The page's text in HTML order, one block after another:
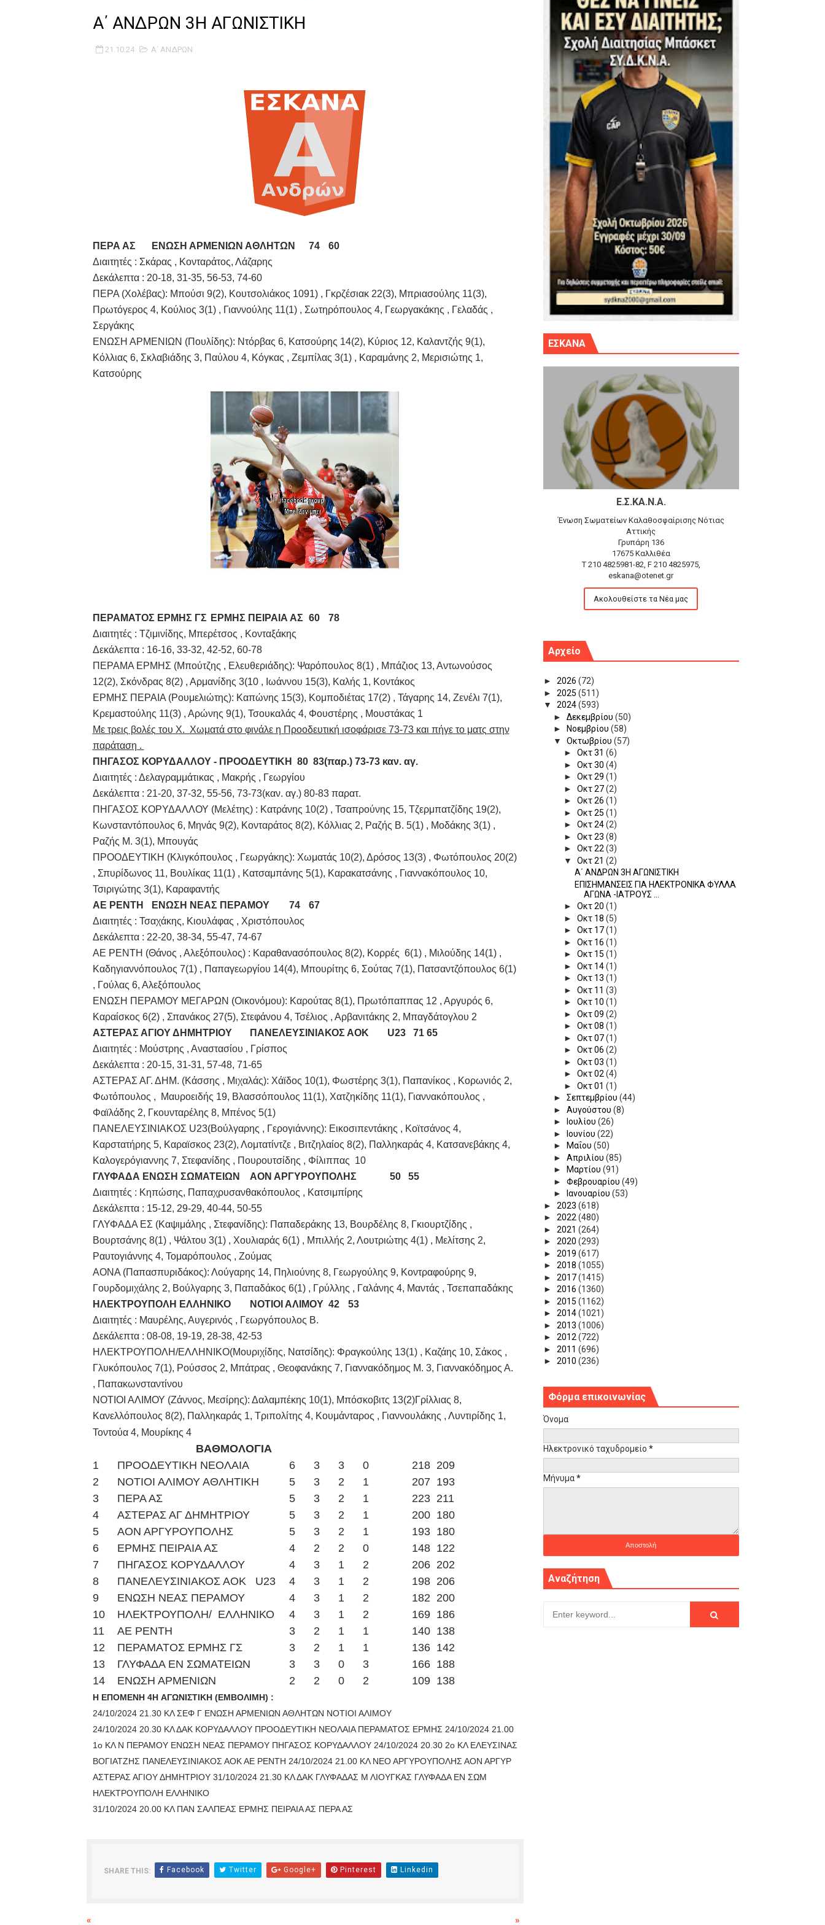
B ΕΦΗΒΩΝ F4 : Χάλκινο το Πέρα 71-56 την Δραπετσώνα στον μικρό τελικό
Live streaming ΜΠΑΡΑΖ ΑΝΟΔΟΥ ΣΤΗΝ NL 2 : ΑΥΡΙΟ ΚΥΡΙΑΚΗ 21.06.26 ΣΤΟ ΕΑΚ ΒΟΛΟΥ ΜΑΝΔΡΑΪΚΟΣ -ΕΘΝΙΚΟΣ ΛΑΓΥΝΩΝ
Β΄ ΕΦΗΒΩΝ F4 : Εντυπωσιακός ο Ρέντης στον τελικό 104-77 την Δραπετσώνα επανήλθε στην Α΄ εφήβων - Στον τελικό με Ερμή Αργ. νίκησε 72-54 το Πέρα
FINAL 4 B EΦΗΒΩΝ : ΗΜΙΤΕΛΙΚΟΙ ΣΗΜΕΡΑ ΑΕ ΡΕΝΤΗ ΔΡΑΠΕΤΣΩΝΑ ΔΑΣ (19.30) & ΕΡΜΗΣ ΑΡΓΥΡΟΥΠ. -ΠΕΡΑ (21.30)
Γ ΑΝΔΡΩΝ play off: Ανέβηκε ο Προφήτης Ηλίας 77-73 μέσα στο Πέραμα την Φιλία
Ολοκληρώνεται η μετακόμιση των γραφείων της ΕΣΚΑΝΑ στον Δήμο Νίκαιας/Ρέντη
ΤΕΛΙΚΟΣ U21 : Λύγισε στον τελικό με Αρετσού ο Πανελευσινιακός 55-67 (video της αναμέτρησης)
ΚΟΡΑΣΙΔΕΣ : Ο Κρόνος Αγίου Δημητρίου τιμήθηκε από το ΔΣ της ΕΣΚΑΝΑ για την κατάκτηση του τιτλου στην Ένωση
TEΛΙΚΟΣ ΚΥΠΕΛΛΟΥ: Κυπελλούχος ο Μανδραϊκός σε ματς θρίλερ με απίστευτη ανατροπή από το -20 77-69 την φοβερή Προοδευτική
ΧΡΟΝΙΑ ΠΟΛΛΑ ΣΤΟ ΕΛΛΗΝΙΚΟ ΜΠΑΣΚΕΤ : 39Η ΕΠΕΤΕΙΟΣ ΑΠΟ ΤΟ ΕΠΟΣ ΤΟΥ 1987
Ο δρόμος για τον 29ο τελικό κυπέλλου ανδρών ΕΣΚΑΝΑ Μανδραϊκός Προοδευτική στο νέο κλ. Αγίου Δημητρίου την Κυριακή 14.6.26
U21: Τεράστια πρόκριση για τον Πανελευσινιακό στον τελικό αύριο με Αρετσού (το video του αγώνα)
Γ΄ανδρών play offs : "Σκληρό" καρύδι η Φιλία Περάματος έφερε την σειρά στα ίσια (1-1) νίκησε τον Προφήτη Ηλία 78-74 στα Καμίνια
Play off B εφήβων Β φάση Στο f4 ΑΕ Ρέντη, Πέρα , Ερμής Αργυρ. και Δραπετσώνα
Α΄ ΑΝΔΡΩΝ 3Η ΑΓΩΝΙΣΤΙΚΗ
21.10.24 Α΄ ΑΝΔΡΩΝ
ΠΕΡΑ ΑΣ ΕΝΩΣΗ ΑΡΜΕΝΙΩΝ ΑΘΛΗΤΩΝ 74
60
Διαιτητές : Σκάρας , Κονταράτος, Λάζαρης
Δεκάλεπτα : 20-18, 31-35, 56-53, 74-60
ΠΕΡΑ (Χολέβας): Μπούσι 9(2), Κουτσολιάκος 1091) , Γκρζέσιακ 22(3), Μπριασούλης 11(3),
Πρωτόγερος 4, Κούλιος 3(1) , Γιαννούλης 11(1) , Σωτηρόπουλος 4, Γεωργακάκης , Γελαδάς ,
Σεργάκης
ΕΝΩΣΗ ΑΡΜΕΝΙΩΝ (Πουλίδης): Ντόρβας 6, Κατσούρης 14(2), Κύριος 12, Καλαντζής 9(1),
Κόλλιας 6, Σκλαβιάδης 3, Παύλου 4, Κόγκας , Ζεμπίλας 3(1) , Καραμάνης 2, Μερισιώτης 1,
Κατσούρης
ΠΕΡΑΜΑΤΟΣ ΕΡΜΗΣ ΓΣ ΕΡΜΗΣ ΠΕΙΡΑΙΑ ΑΣ 60
78
Διαιτητές : Τζιμινίδης, Μπερέτσος , Κονταξάκης
Δεκάλεπτα : 16-16, 33-32, 42-52, 60-78
ΠΕΡΑΜΑ ΕΡΜΗΣ (Μπούτζης , Ελευθεριάδης): Ψαρόπουλος 8(1) , Μπάζιος 13, Αντωνούσος
12(2), Σκόνδρας 8(2) , Αρμανίδης 3(10 , Ιωάννου 15(3), Καλής 1, Κοντάκος
ΕΡΜΗΣ ΠΕΡΑΙΑ (Ρουμελιώτης): Καπώνης 15(3), Κομποδιέτας 17(2) , Τάγαρης 14, Ζενέλι 7(1),
Κρεμαστούλης 11(3) , Αρώνης 9(1), Τσουκαλάς 4, Φουστέρης , Μουστάκας 1
Με τρεις βολές του Χ. Χωματά στο φινάλε η Προοδευτική ισοφάρισε 73-73 και πήγε το ματς στην
παράταση .
ΠΗΓΑΣΟΣ ΚΟΡΥΔΑΛΛΟΥ - ΠΡΟΟΔΕΥΤΙΚΗ 80  83(παρ.) 73-73 καν. αγ.
Διαιτητές : Δελαγραμμάτικας , Μακρής , Γεωργίου
Δεκάλεπτα : 21-20, 37-32, 55-56, 73-73(καν. αγ.) 80-83 παρατ.
ΠΗΓΑΣΟΣ ΚΟΡΥΔΑΛΛΟΥ (Μελέτης) : Κατράνης 10(2) , Τσαπρούνης 15, Τζερμπατζίδης 19(2),
Κωνσταντόπουλος 6, Μηνάς 9(2), Κονταράτος 8(2), Κόλλιας 2, Ραζής Β. 5(1) , Μοδάκης 3(1) ,
Ραζής Μ. 3(1), Μπουγάς
ΠΡΟΟΔΕΥΤΙΚΗ (Κλιγκόπουλος , Γεωργάκης): Χωματάς 10(2), Δρόσος 13(3) , Φωτόπουλος 20(2)
, Σπυρίδωνος 11, Βουλίκας 11(1) , Κατσαμπάνης 5(1), Καρακατσάνης , Γιαννακόπουλος 10,
Τσιριγώτης 3(1), Καραφαντής
ΑΕ ΡΕΝΤΗ
ΕΝΩΣΗ ΝΕΑΣ ΠΕΡΑΜΟΥ 74
67
Διαιτητές : Τσαχάκης, Κιουλάφας , Χριστόπουλος
Δεκάλεπτα : 22-20, 38-34, 55-47, 74-67
ΑΕ ΡΕΝΤΗ (Θάνος , Αλεξόπουλος) : Καραθανασόπουλος 8(2), Κορρές 6(1) , Μιλούδης 14(1) ,
Καδηγιαννόπουλος 7(1) , Παπαγεωργίου 14(4), Μπουρίτης 6, Σούτας 7(1), Πατσαντζόπουλος 6(1)
, Γούλας 6, Αλεξόπουλος
ΕΝΩΣΗ ΠΕΡΑΜΟΥ ΜΕΓΑΡΩΝ (Οικονόμου): Καρούτας 8(1), Πρωτόπαππας 12 , Αργυρός 6,
Καραίσκος 6(2) , Σπανάκος 27(5), Στεφάνου 4, Τσέλιος , Αρβανιτάκης 2, Μπαγδάτογλου 2
ΑΣΤΕΡΑΣ ΑΓΙΟΥ ΔΗΜΗΤΡΙΟΥ
ΠΑΝΕΛΕΥΣΙΝΙΑΚΟΣ ΑΟΚ
	U23
71 65
Διαιτητές : Μούστρης , Αναστασίου , Γρίσπος
Δεκάλεπτα : 20-15, 31-31, 57-48, 71-65
ΑΣΤΕΡΑΣ ΑΓ. ΔΗΜ. (Κάσσης , Μιχαλάς): Χάϊδος 10(1), Φωστέρης 3(1), Παπανίκος , Κορωνιός 2,
Φωτόπουλος , Μαυροειδής 19, Βλασσόπουλος 11(1), Χατζηκίδης 11(1), Γιαννακόπουλος ,
Φαϊλάδης 2, Γκουνταρέλης 8, Μπένος 5(1)
ΠΑΝΕΛΕΥΣΙΝΙΑΚΟΣ U23(Βούλγαρης , Γερογιάννης): Εικοσιπεντάκης , Κοϊτσάνος 4,
Καρστατήρης 5, Καραϊσκος 23(2), Λομτατίντζε , Βιτζηλαίος 8(2), Παλληκαράς 4, Κατσανεβάκης 4,
Καλογερόγιαννης 7, Στεφανίδης , Πουρουτσίδης , Φίλιππας 10
ΓΛΥΦΑΔΑ ΕΝΩΣΗ ΣΩΜΑΤΕΙΩΝ
ΑΟΝ ΑΡΓΥΡΟΥΠΟΛΗΣ
		 50   55
Διαιτητές : Κηπώσης, Παπαχρυσανθακόπουλος , Κατσιμπίρης
Δεκάλεπτα : 15-12, 29-29, 40-44, 50-55
ΓΛΥΦΑΔΑ ΕΣ (Καψιμάλης , Στεφανίδης): Παπαδεράκης 13, Βουρδέλης 8, Γκιουρτζίδης ,
Βουρτσάνης 8(1) , Ψάλτου 3(1) , Χουλιαράς 6(1) , Μπιλλής 2, Λουτριώτης 4(1) , Μελίτσης 2,
Ραυτογιάννης 4, Τομαρόπουλος , Ζούμας
ΑΟΝΑ (Παπασπυριδάκος): Λούγαρης 14, Πηλιούνης 8, Γεωργούλης 9, Κοντραφούρης 9,
Γουρδομιχάλης 2, Βούλγαρης 3, Παπαδάκος 6(1) , Γρύλλης , Γαλάνης 4, Μαντάς , Τσεπαπαδάκης
ΗΛΕΚΤΡΟΥΠΟΛΗ ΕΛΛΗΝΙΚΟ
ΝΟΤΙΟΙ ΑΛΙΜΟΥ 42
53
Διαιτητές : Μαυρέλης, Αυγερινός , Γεωργόπουλος Β.
Δεκάλεπτα : 08-08, 19-19, 28-38, 42-53
ΗΛΕΚΤΡΟΥΠΟΛΗ/ΕΛΛΗΝΙΚΟ(Μουριχίδης, Νατσίδης): Φραγκούλης 13(1) , Καζάης 10, Σάκος ,
Γλυκόπουλος 7(1), Ρούσσος 2, Μπάτρας , Θεοφανάκης 7, Γιαννακόδημος Μ. 3, Γιαννακόδημος Α.
, Παπακωνσταντίνου
ΝΟΤΙΟΙ ΑΛΙΜΟΥ (Ζάννος, Μεσίρης): Δαλαμπέκης 10(1), Μπόσκοβιτς 13(2)Γρίλλιας 8,
Κανελλόπουλος 8(2), Παλληκαράς 1, Τριπολίτης 4, Κουμάνταρος , Γιαννουλάκης , Λυντιρίδης 1,
Τοντούα 4, Μουρίκης 4
ΒΑΘΜΟΛΟΓΙΑ
1
ΠΡΟΟΔΕΥΤΙΚΗ ΝΕΟΛΑΙΑ 6 3 3 0 218 209
2
ΝΟΤΙΟΙ ΑΛΙΜΟΥ ΑΘΛΗΤΙΚΗ 5 3 2 1 207 193
3
ΠΕΡΑ ΑΣ 5 3 2 1 223 211
4
ΑΣΤΕΡΑΣ ΑΓ ΔΗΜΗΤΡΙΟΥ 5 3 2 1 200 180
5
ΑΟΝ ΑΡΓΥΡΟΥΠΟΛΗΣ 5 3 2 1 193 180
6
ΕΡΜΗΣ ΠΕΙΡΑΙΑ ΑΣ 4 2 2 0 148 122
7
ΠΗΓΑΣΟΣ ΚΟΡΥΔΑΛΛΟΥ 4 3 1 2 206 202
8
ΠΑΝΕΛΕΥΣΙΝΙΑΚΟΣ ΑΟΚ U23 4 3 1 2 198 206
9
ΕΝΩΣΗ ΝΕΑΣ ΠΕΡΑΜΟΥ 4 3 1 2 182 200
10
ΗΛΕΚΤΡΟΥΠΟΛΗ/ ΕΛΛΗΝΙΚΟ 4 3 1 2 169 186
11
ΑΕ ΡΕΝΤΗ 3 2 1 1 140 138
12
ΠΕΡΑΜΑΤΟΣ ΕΡΜΗΣ ΓΣ 3 2 1 1 136 142
13
ΓΛΥΦΑΔΑ ΕΝ ΣΩΜΑΤΕΙΩΝ 3 3 0 3 166 188
14
ΕΝΩΣΗ ΑΡΜΕΝΙΩΝ 2 2 0 2 109 138
Η ΕΠΟΜΕΝΗ 4H ΑΓΩΝΙΣΤΙΚΗ (ΕΜΒΟΛΙΜΗ) :
24/10/2024 21.30 ΚΛ ΣΕΦ Γ ΕΝΩΣΗ ΑΡΜΕΝΙΩΝ ΑΘΛΗΤΩΝ ΝΟΤΙΟΙ ΑΛΙΜΟΥ
24/10/2024 20.30 ΚΛ ΔΑΚ ΚΟΡΥΔΑΛΛΟΥ ΠΡΟΟΔΕΥΤΙΚΗ ΝΕΟΛΑΙΑ ΠΕΡΑΜΑΤΟΣ ΕΡΜΗΣ 24/10/2024 21.00
1ο ΚΛ Ν ΠΕΡΑΜΟΥ ΕΝΩΣΗ ΝΕΑΣ ΠΕΡΑΜΟΥ ΠΗΓΑΣΟΣ ΚΟΡΥΔΑΛΛΟΥ 24/10/2024 20.30 2ο ΚΛ ΕΛΕΥΣΙΝΑΣ
ΒΟΓΙΑΤΖΗΣ ΠΑΝΕΛΕΥΣΙΝΙΑΚΟΣ ΑΟΚ ΑΕ ΡΕΝΤΗ 24/10/2024 21.00 ΚΛ ΝΕΟ ΑΡΓΥΡΟΥΠΟΛΗΣ ΑΟΝ ΑΡΓΥΡ
ΑΣΤΕΡΑΣ ΑΓΙΟΥ ΔΗΜΗΤΡΙΟΥ 31/10/2024 21.30 ΚΛ ΔΑΚ ΓΛΥΦΑΔΑΣ Μ ΛΙΟΥΓΚΑΣ ΓΛΥΦΑΔΑ ΕΝ ΣΩΜ
ΗΛΕΚΤΡΟΥΠΟΛΗ ΕΛΛΗΝΙΚΟ
31/10/2024 20.00 ΚΛ ΠΑΝ ΣΑΛΠΕΑΣ ΕΡΜΗΣ ΠΕΙΡΑΙΑ ΑΣ ΠΕΡΑ ΑΣ
SHARE THIS: Facebook Twitter Google+ Pinterest Linkedin
« »
ΕΣΚΑΝΑ
Ε.Σ.ΚΑ.Ν.Α.
Ένωση Σωματείων Καλαθοσφαίρισης Νότιας
Αττικής
Γρυπάρη 136
17675 Καλλιθέα
T 210 4825981-82, F 210 4825975,
eskana@otenet.gr
Ακολουθείστε τα Νέα μας
Αρχείο
► 2026 (72)
► 2025 (511)
▼ 2024(593)
►Δεκεμβρίου(50)
► Νοεμβρίου(58)
▼Οκτωβρίου(57)
►Οκτ 31(6)
►Οκτ 30(4)
►Οκτ 29(1)
►Οκτ 27(2)
►Οκτ 26(1)
►Οκτ 25(1)
►Οκτ 24(2)
►Οκτ 23(8)
►Οκτ 22(3)
▼Οκτ 21(2)
Α΄ ΑΝΔΡΩΝ 3Η ΑΓΩΝΙΣΤΙΚΗ
ΕΠΙΣΗΜΑΝΣΕΙΣ ΓΙΑ ΗΛΕΚΤΡΟΝΙΚΑ ΦΥΛΛΑ
ΑΓΩΝΑ -ΙΑΤΡΟΥΣ ...
►Οκτ 20(1)
►Οκτ 18(5)
►Οκτ 17(1)
►Οκτ 16(1)
►Οκτ 15(1)
►Οκτ 14(1)
►Οκτ 13(1)
►Οκτ 11(3)
►Οκτ 10(1)
►Οκτ 09(2)
►Οκτ 08(1)
►Οκτ 07(1)
►Οκτ 06(2)
►Οκτ 03(1)
►Οκτ 02(4)
►Οκτ 01(1)
►Σεπτεμβρίου(44)
►Αυγούστου(8)
►
Ιουλίου(26)
►
Ιουνίου(22)
► Μαΐου(50)
►Απριλίου(85)
► Μαρτίου(91)
►Φεβρουαρίου(49)
►
Ιανουαρίου(53)
► 2023 (618)
► 2022(480)
► 2021 (264)
► 2020 (293)
► 2019 (617)
► 2018 (1055)
► 2017(1415)
► 2016 (1360)
► 2015 (1162)
► 2014(1021)
► 2013 (1006)
► 2012(722)
► 2011 (696)
► 2010 (236)
Φόρμα επικοινωνίας
Όνομα
Ηλεκτρονικό ταχυδρομείο *
Μήνυμα*
Αναζήτηση